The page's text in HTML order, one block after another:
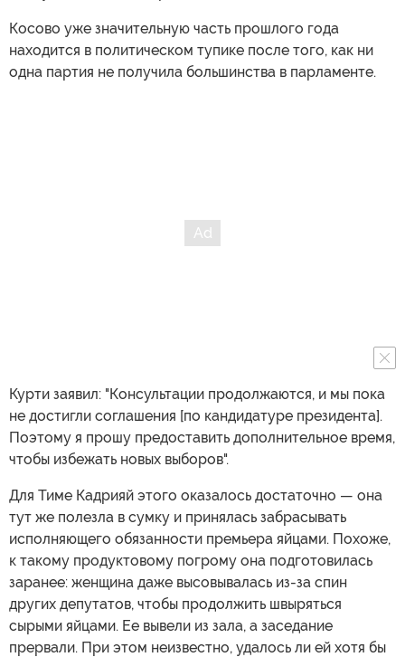
Косово уже значительную часть прошлого года
находится в политическом тупике после того, как ни
одна партия не получила большинства в парламенте.
Курти заявил: "Консультации продолжаются, и мы пока
не достигли соглашения [по кандидатуре президента].
Поэтому я прошу предоставить дополнительное время,
чтобы избежать новых выборов".
Для Тиме Кадрияй этого оказалось достаточно — она
тут же полезла в сумку и принялась забрасывать
исполняющего обязанности премьера яйцами. Похоже,
к такому продуктовому погрому она подготовилась
заранее: женщина даже высовывалась из-за спин
других депутатов, чтобы продолжить швыряться
сырыми яйцами. Ее вывели из зала, а заседание
прервали. При этом неизвестно, удалось ли ей хотя бы